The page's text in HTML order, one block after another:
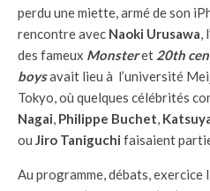
perdu une miette, armé de son
rencontre avec Naoki Urusawa,
des fameux Monsteret 20th
boysavait lieu à l’université
Tokyo, où quelques célébrités
Nagai, Philippe Buchet,
ou Jiro Taniguchi faisaient
Au programme, débats,